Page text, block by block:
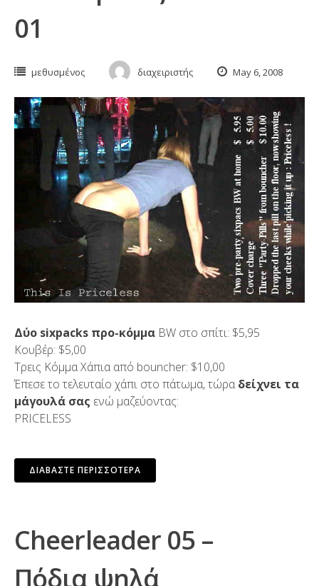
01
μεθυσμένος διαχειριστής May 6, 2008
Δύο sixpacks προ-κόμμα BW στο σπίτι: $5,95
Κουβέρ: $5,00
Τρεις Κόμμα Χάπια από bouncher: $10,00
Έπεσε το τελευταίο χάπι στο πάτωμα, τώρα δείχνει τα
μάγουλά σας ενώ μαζεύοντας:
PRICELESS
ΔΙΑΒΆΣΤΕ ΠΕΡΙΣΣΌΤΕΡΑ
Cheerleader 05 –
Πόδια ψηλά